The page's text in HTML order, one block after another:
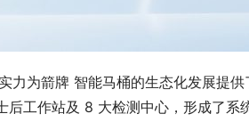
力为箭牌 智能马桶的生态化发展提
后工作站及 8 大检测中心，形成了